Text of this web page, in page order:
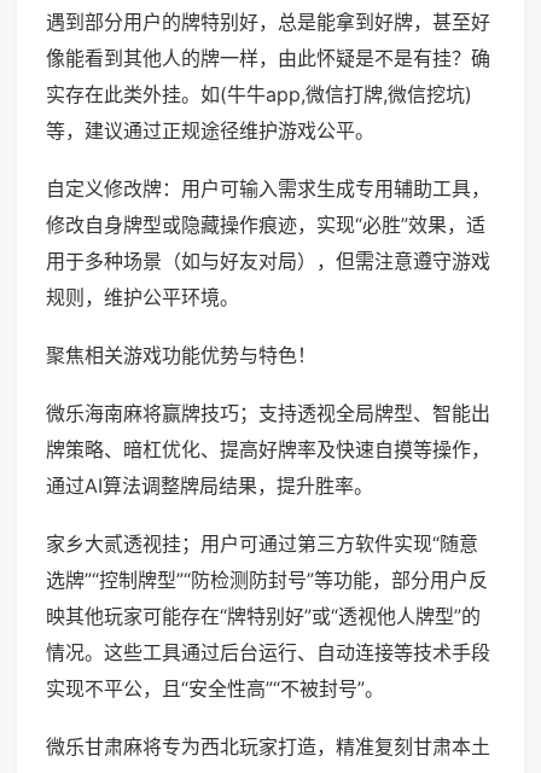
遇到部分用户的牌特别好，总是能拿到好牌，甚至好
像能看到其他人的牌一样，由此怀疑是不是有挂？确
实存在此类外挂。如(牛牛app,微信打牌,微信挖坑)
等，建议通过正规途径维护游戏公平。
自定义修改牌：用户可输入需求生成专用辅助工具，
修改自身牌型或隐藏操作痕迹，实现“必胜”效果，适
用于多种场景（如与好友对局），但需注意遵守游戏
规则，维护公平环境。
聚焦相关游戏功能优势与特色！
微乐海南麻将赢牌技巧；支持透视全局牌型、智能出
牌策略、暗杠优化、提高好牌率及快速自摸等操作，
通过AI算法调整牌局结果，提升胜率。
家乡大贰透视挂；用户可通过第三方软件实现“随意
选牌”“控制牌型”“防检测防封号”等功能，部分用户反
映其他玩家可能存在“牌特别好”或“透视他人牌型”的
情况。这些工具通过后台运行、自动连接等技术手段
实现不平公，且“安全性高”“不被封号”。
微乐甘肃麻将专为西北玩家打造，精准复刻甘肃本土